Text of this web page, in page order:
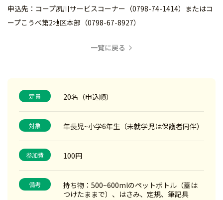
申込先：コープ夙川サービスコーナー（0798-74-1414）またはコ
ープこうべ第2地区本部（0798-67-8927）
一覧に戻る
定員 20名（申込順）
対象 年長児~小学6年生（未就学児は保護者同伴）
参加費 100円
備考
持ち物：500~600mlのペットボトル（蓋は
つけたままで）、はさみ、定規、筆記具